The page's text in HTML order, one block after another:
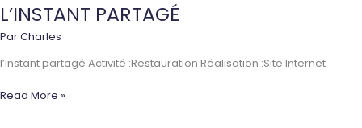
L’INSTANT PARTAGÉ
ParCharles
l’instant partagé Activité :Restauration Réalisation :Site Internet
L’INSTANT
Read More »